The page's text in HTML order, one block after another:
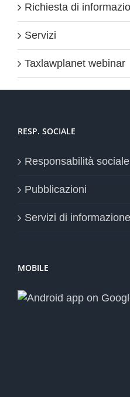
Richiesta di
Servizi
Taxlawplanet webinar
RESP. SOCIALE
Responsabilità sociale
Pubblicazioni
Servizi di informazione
MOBILE